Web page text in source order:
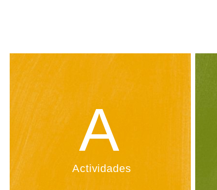
A
Actividades